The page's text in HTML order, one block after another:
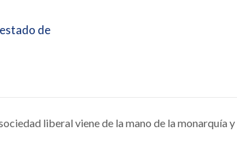
de
liberal viene de la mano de la monarquía